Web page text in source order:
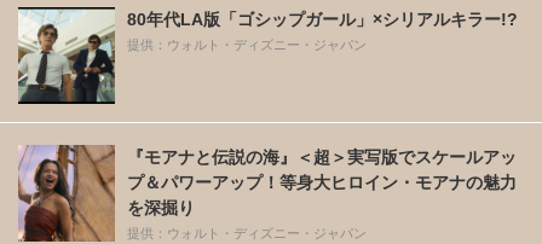
80年代LA版「ゴシップガール」×シリアルキラー!?
提供：ウォルト・ディズニー・ジャパン
『モアナと伝説の海』＜超＞実写版でスケールアッ
プ＆パワーアップ！等身大ヒロイン・モアナの魅力
を深掘り
提供：ウォルト・ディズニー・ジャパン